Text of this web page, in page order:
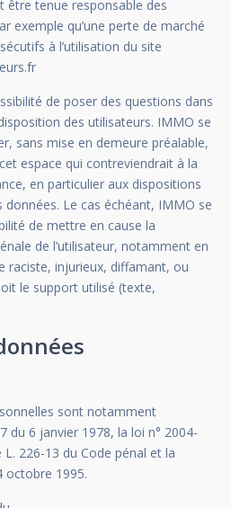
être tenue responsable des
exemple qu’une perte de marché
à l’utilisation du site
de poser des questions dans
des utilisateurs. IMMO se
sans mise en demeure préalable,
espace qui contreviendrait à la
en particulier aux dispositions
Le cas échéant, IMMO se
de mettre en cause la
de l’utilisateur, notamment en
raciste, injurieux, diffamant, ou
le support utilisé (texte,
sont notamment
du 6 janvier 1978, la loi n° 2004-
L. 226-13 du Code pénal et la
octobre 1995.